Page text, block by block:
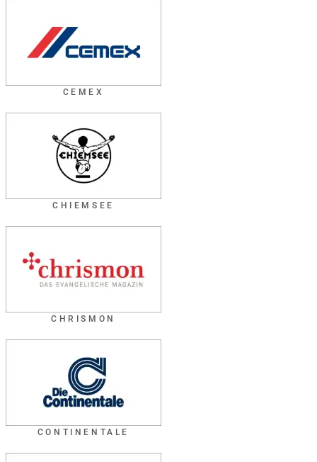
CEMEX
CHIEMSEE
CHRISMON
CONTINENTALE